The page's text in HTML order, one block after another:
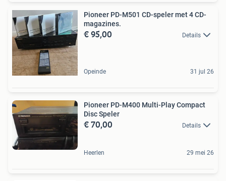
Pioneer PD-M501 CD-speler met 4 CD-
magazines.
€ 95,00 Details
Opeinde 31 jul 26
Pioneer PD-M400 Multi-Play Compact
Disc Speler
€ 70,00 Details
Heerlen 29 mei 26